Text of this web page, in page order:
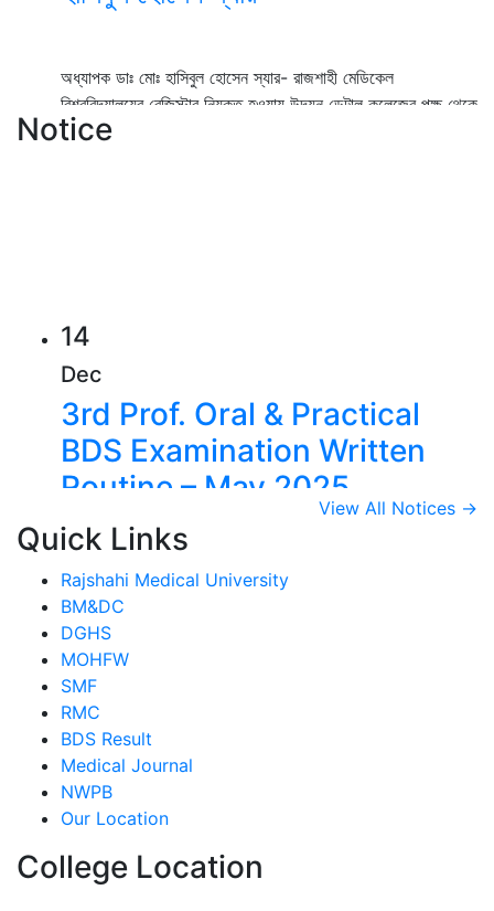
অধ্যাপক ডাঃ মোঃ হাসিবুল হোসেন স্যার- রাজশাহী মেডিকেল
বিশ্ববিদ্যালয়ের রেজিস্টার নিযুক্ত হওয়ায় উদয়ন ডেন্টাল কলেজের পক্ষ থেকে
আন্তরিক শুভেচ্ছা ও অভিনন্দন।
Notice
14
Dec
3rd Prof. Oral & Practical
BDS Examination Written
Routine – May 2025
14
Dec
2nd Prof. Oral & Practical
BDS Examination Written
Routine – May 2025
09
Jul
1st, 2nd & 3rd Professional
BDS Examination Written
View All Notices →
Quick Links
Rajshahi Medical University
BM&DC
DGHS
MOHFW
SMF
RMC
BDS Result
Medical Journal
NWPB
Our Location
College Location